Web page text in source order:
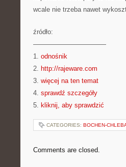
wcale nie trzeba nawet
źródło:
———————————
1. odnośnik
2. http://rajeware.com
3. więcej na ten temat
4. sprawdź szczegóły
5. kliknij, aby sprawdzić
CATEGORIES: BOCHEN-
Comments are closed.